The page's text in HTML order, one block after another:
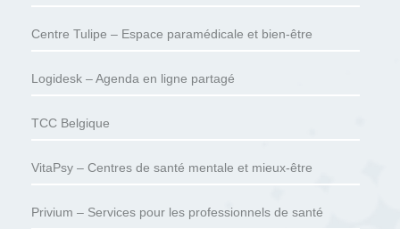
Centre Tulipe – Espace paramédicale et bien-être
Logidesk – Agenda en ligne partagé
TCC Belgique
VitaPsy – Centres de santé mentale et mieux-être
Privium – Services pour les professionnels de santé